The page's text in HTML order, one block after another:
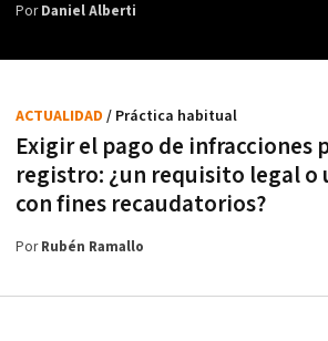
PorDaniel Alberti
Exigir el pago de infracciones
registro: ¿un requisito legal o
con fines recaudatorios?
ACTUALIDAD / Práctica habitual
PorRubén Ramallo